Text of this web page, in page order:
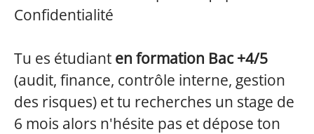
Confidentialité
Tu es étudiant en formation Bac +4/5
(audit, finance, contrôle interne, gestion
des risques) et tu recherches un stage de
6 mois alors n'hésite pas et dépose ton